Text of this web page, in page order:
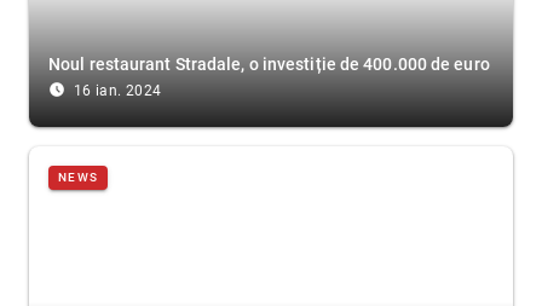
Noul restaurant Stradale, o investiție de 400.000 de euro
access_time_filled 16 ian. 2024
NEWS